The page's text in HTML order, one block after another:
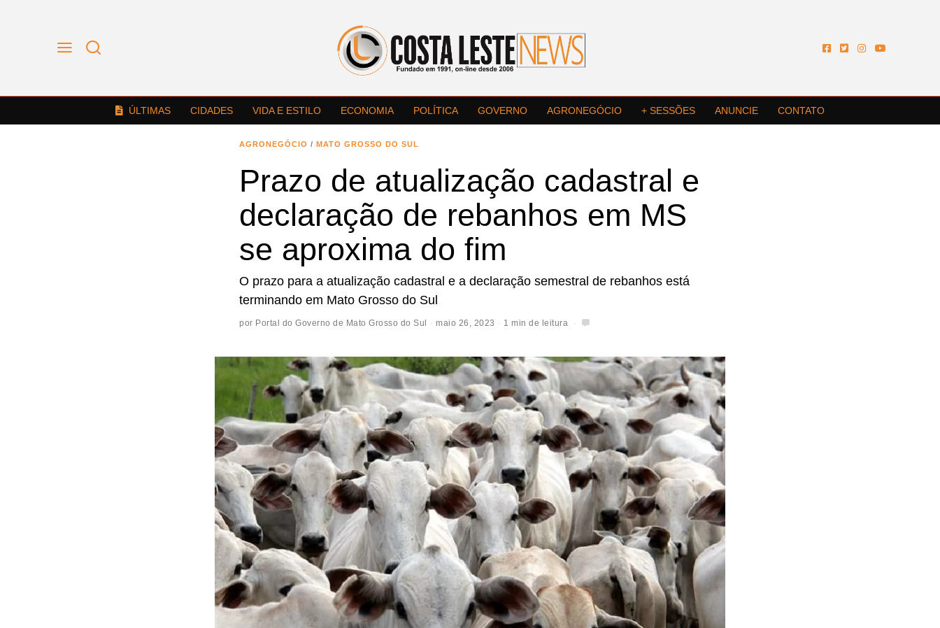
ÚLTIMAS CIDADES VIDA E ESTILO ECONOMIA POLÍTICA GOVERNO AGRONEGÓCIO + SESSÕES ANUNCIE CONTATO
AGRONEGÓCIO / MATO GROSSO DO SUL
Prazo de atualização cadastral e
declaração de rebanhos em MS
se aproxima do fim
O prazo para a atualização cadastral e a declaração semestral de rebanhos está
terminando em Mato Grosso do Sul
por Portal do Governo de Mato Grosso do Sul maio 26, 2023 1 min de leitura